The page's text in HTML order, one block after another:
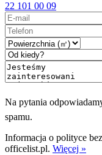
22 101 00 09
Na pytania
spamu.
Informacja o polityce
officelist.pl. Więcej »